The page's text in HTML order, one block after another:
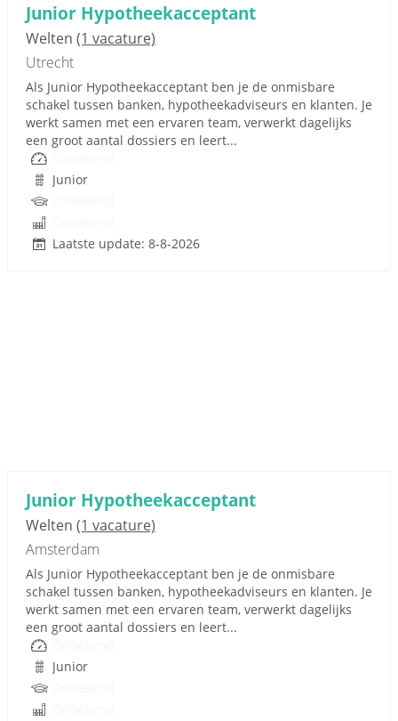
Junior Hypotheekacceptant
Welten (1 vacature)
Utrecht
Als Junior Hypotheekacceptant ben je de onmisbare
schakel tussen banken, hypotheekadviseurs en klanten. Je
werkt samen met een ervaren team, verwerkt dagelijks
een groot aantal dossiers en leert...
Junior
Laatste update: 8-8-2026
Junior Hypotheekacceptant
Welten (1 vacature)
Amsterdam
Als Junior Hypotheekacceptant ben je de onmisbare
schakel tussen banken, hypotheekadviseurs en klanten. Je
werkt samen met een ervaren team, verwerkt dagelijks
een groot aantal dossiers en leert...
Junior